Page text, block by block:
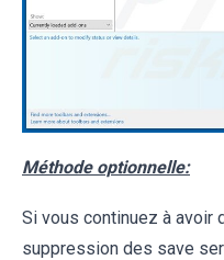
Méthode optionnelle:
Si vous continuez à avoir
suppression des save